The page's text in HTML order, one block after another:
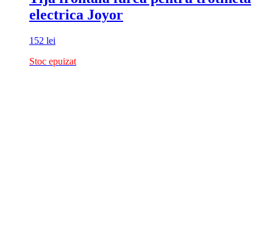
electrica Joyor
152 lei
Stoc epuizat